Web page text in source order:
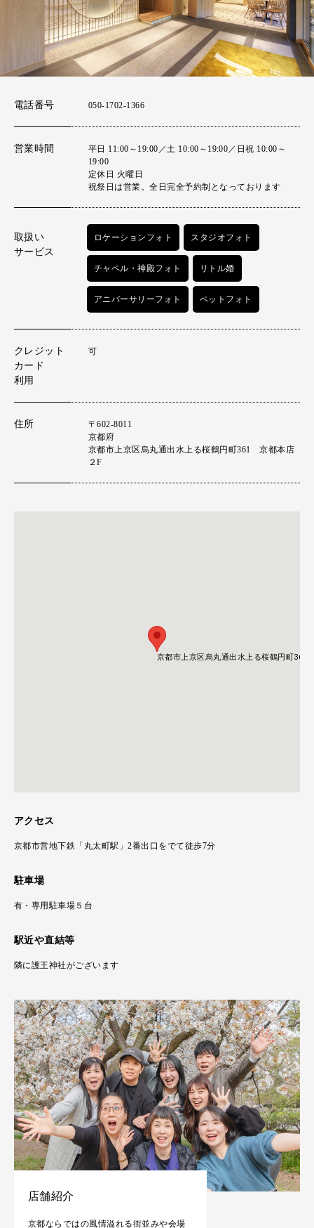
電話番号 050-1702-1366
営業時間
平日 11:00～19:00／土 10:00～19:00／日祝 10:00～
19:00
定休日 火曜日
祝祭日は営業。全日完全予約制となっております
取扱い
サービス
ロケーションフォト スタジオフォト
チャペル・神殿フォト リトル婚
アニバーサリーフォト ペットフォト
クレジット
カード
利用
可
住所
〒602-8011
京都府
京都市上京区烏丸通出水上る桜鶴円町361 京都本店
２F
京都市上京区烏丸通出水上る桜鶴円町361
京都市上京区烏丸通出水上る桜鶴円町361
アクセス
京都市営地下鉄「丸太町駅」2番出口をでて徒歩7分
駐車場
有・専用駐車場５台
駅近や直結等
隣に護王神社がございます
店舗紹介
京都ならではの風情溢れる街並みや会場